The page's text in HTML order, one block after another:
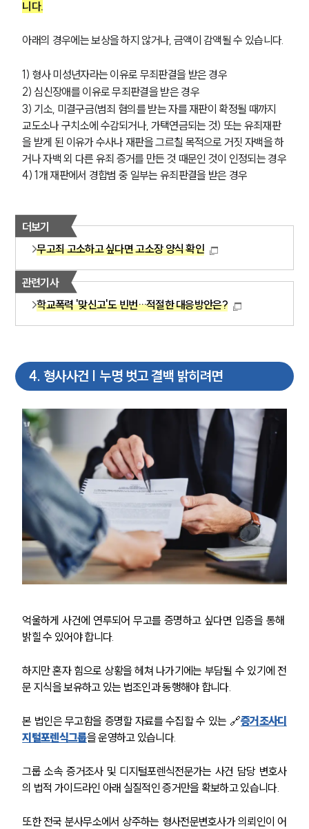
법률지식인
형사소송·상담후기
업무분야
형사그룹 업무
전체
구성원 소개
소식/자료
언론보도
공지사항
법률 블로그
법률서식
대륜법률상담예약
니다.
아래의 경우에는 보상을 하지 않거나, 금액이 감액될 수 있습니다.
1) 형사 미성년자라는 이유로 무죄판결을 받은 경우
2) 심신장애를 이유로 무죄판결을 받은 경우
3) 기소, 미결구금(범죄 혐의를 받는 자를 재판이 확정될 때까지
교도소나 구치소에 수감되거나, 가택연금되는 것) 또는 유죄재판
을 받게 된 이유가 수사나 재판을 그르칠 목적으로 거짓 자백을 하
거나 자백 외 다른 유죄 증거를 만든 것 때문인 것이 인정되는 경우
4) 1개 재판에서 경합범 중 일부는 유죄판결을 받은 경우
더보기
무고죄 고소하고 싶다면 고소장 양식 확인
관련기사
학교폭력 '맞신고'도 빈번…적절한 대응방안은?
4. 형사사건 | 누명 벗고 결백 밝히려면
억울하게 사건에 연루되어 무고를 증명하고 싶다면 입증을 통해
밝힐 수 있어야 합니다.
하지만 혼자 힘으로 상황을 헤쳐 나가기에는 부담될 수 있기에 전
문 지식을 보유하고 있는 법조인과 동행해야 합니다.
본 법인은 무고함을 증명할 자료를 수집할 수 있는 🔗증거조사디
지털포렌식그룹을 운영하고 있습니다.
그룹 소속 증거조사 및 디지털포렌식전문가는 사건 담당 변호사
의 법적 가이드라인 아래 실질적인 증거만을 확보하고 있습니다.
또한 전국 분사무소에서 상주하는 형사전문변호사가 의뢰인이 어